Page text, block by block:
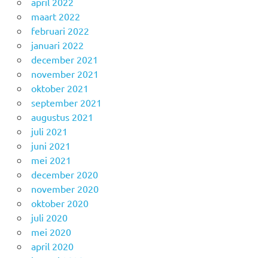
maart 2022
februari 2022
januari 2022
december 2021
november 2021
oktober 2021
september 2021
augustus 2021
juli 2021
juni 2021
mei 2021
december 2020
november 2020
oktober 2020
juli 2020
mei 2020
april 2020